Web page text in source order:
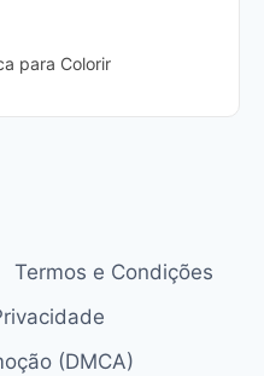
para Colorir
Termos e Condições
(DMCA)